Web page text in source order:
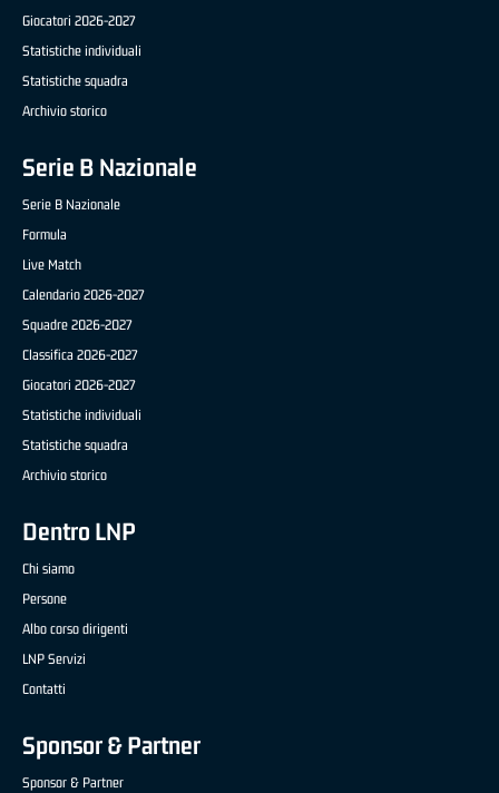
Giocatori 2026-2027
Statistiche individuali
Statistiche squadra
Archivio storico
Serie B Nazionale
Serie B Nazionale
Formula
Live Match
Calendario 2026-2027
Squadre 2026-2027
Classifica 2026-2027
Giocatori 2026-2027
Statistiche individuali
Statistiche squadra
Archivio storico
Dentro LNP
Chi siamo
Persone
Albo corso dirigenti
LNP Servizi
Contatti
Sponsor & Partner
Sponsor & Partner